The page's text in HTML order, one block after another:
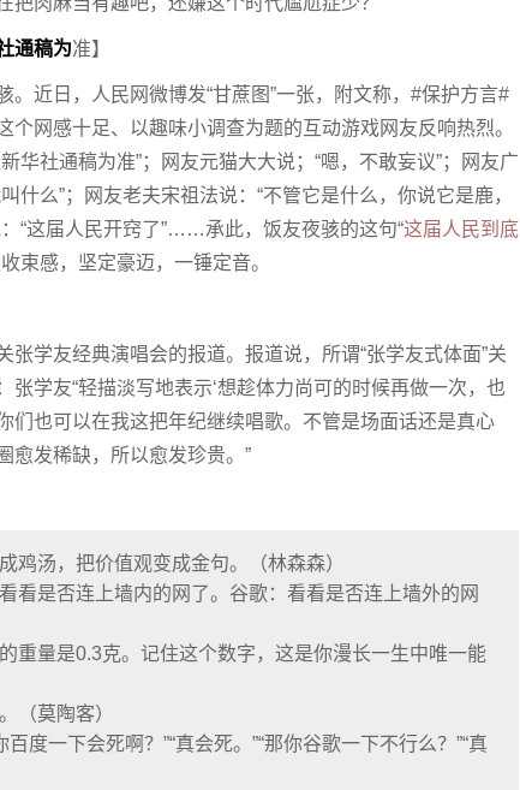
通稿为准】
。近日，人民网微博发“甘蔗图”一张，附文称，#保护方言#
网感十足、以趣味小调查为题的互动游戏网友反响热烈。
华社通稿为准”；网友元猫大大说；“嗯，不敢妄议”；网友广
什么”；网友老夫宋祖法说：“不管它是什么，你说它是鹿，
“这届人民开窍了”……承此，饭友夜骇的这句“这届人民到底
束感，坚定豪迈，一锤定音。
张学友经典演唱会的报道。报道说，所谓“张学友式体面”关
张学友“轻描淡写地表示‘想趁体力尚可的时候再做一次，也
们也可以在我这把年纪继续唱歌。不管是场面话还是真心
愈发稀缺，所以愈发珍贵。”
鸡汤，把价值观变成金句。（林森森）
看是否连上墙内的网了。谷歌：看看是否连上墙外的网
重量是0.3克。记住这个数字，这是你漫长一生中唯一能
（莫陶客）
度一下会死啊？”“真会死。”“那你谷歌一下不行么？”“真